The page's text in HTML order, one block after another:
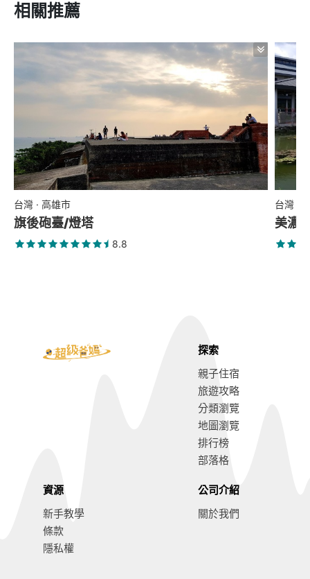
相關推薦
台灣 · 高雄市
旗後砲臺/燈塔
8.8
台灣 ·
美濃
探索
親子住宿
旅遊攻略
分類瀏覽
地圖瀏覽
排行榜
部落格
資源
新手教學
條款
隱私權
公司介紹
關於我們